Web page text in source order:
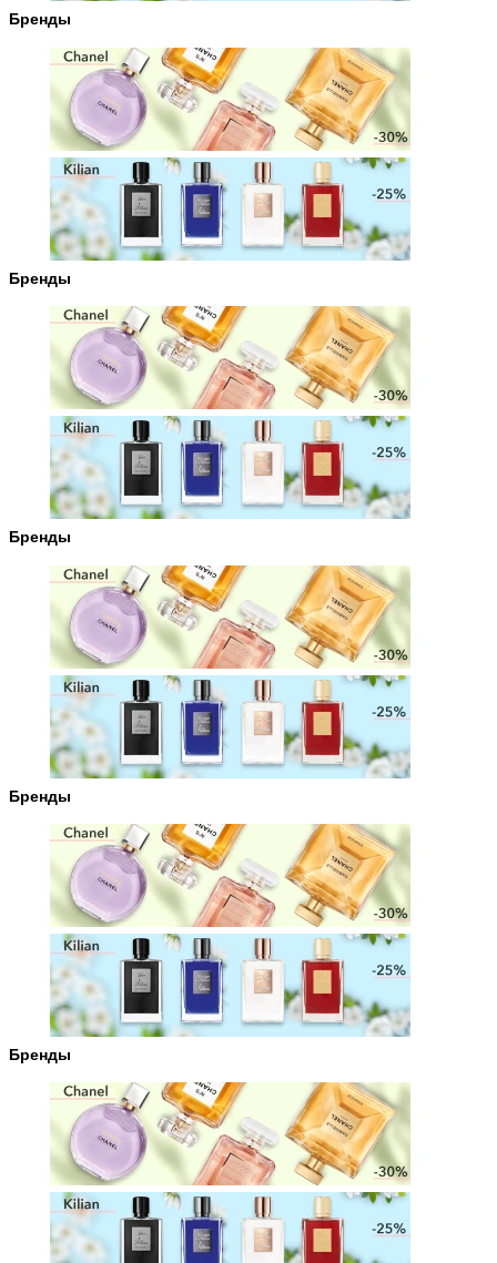
Бренды
Бренды
Бренды
Бренды
Бренды